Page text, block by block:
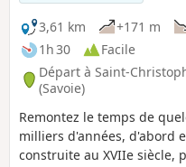
3,61 km
+171 m
1h 30
Facile
Départ à Saint-
(Savoie)
Remontez le temps de
milliers d'années, d'abord
construite au XVIIe siècle,